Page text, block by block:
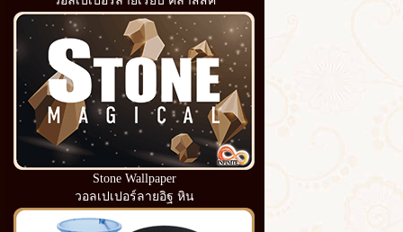
Stone Wallpaper
วอลเปเปอร์ลายอิฐ หิน